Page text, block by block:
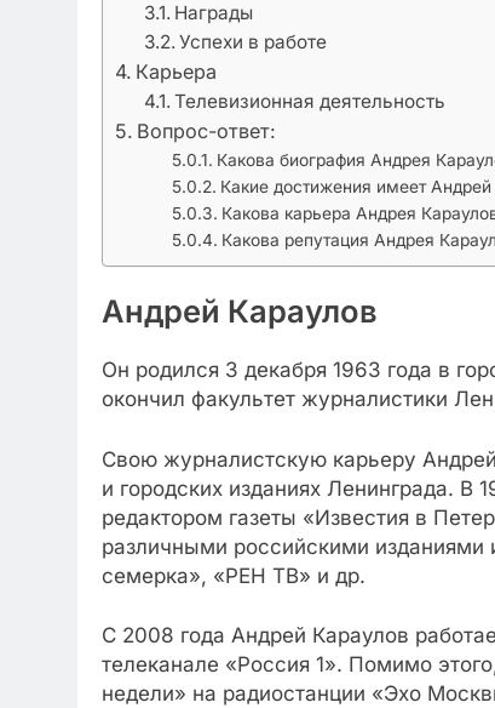
Награды
Успехи в работе
Карьера
Телевизионная деятельность
Вопрос-ответ:
Какова биография Андрея
Какие достижения имеет Андрей
Какова карьера Андрея
Какова репутация Андрея
Андрей Караулов
Он родился 3 декабря 1963 года в
окончил факультет журналистики
Свою журналистскую карьеру
и городских изданиях Ленинграда. В
редактором газеты «Известия в
различными российскими изданиями
семерка», «РЕН ТВ» и др.
С 2008 года Андрей Караулов
телеканале «Россия 1». Помимо
недели» на радиостанции «Эхо